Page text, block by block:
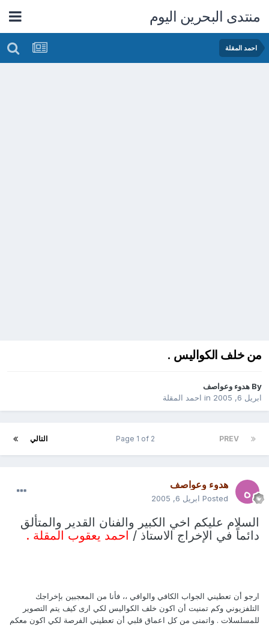
منتدى البحرين اليوم
احمد المقلة
من خلف الكواليس .
By هدوء وعواصف
ابريل 6, 2005
in احمد المقلة
PREV التالي Page 1 of 2
هدوء وعواصف
Posted ابريل 6, 2005
السلام عليكم اخي الكبير والفنان القدير والمتألق
دائماً في الإخراج الاستاذ / احمد يعقوب المقلة .
ارجو أن تعطيني الجواب الكافي والوافي ،، فأنا من المعجبين بإخراجك
التلفزيوني وكم تمنيت أن اكون خلف الكواليس لكي ارى كيف يتم التصوير
للمسلسلات . واتمنى من كل اعماق قلبي أن تعطيني الفرصة لكي اكون معكم